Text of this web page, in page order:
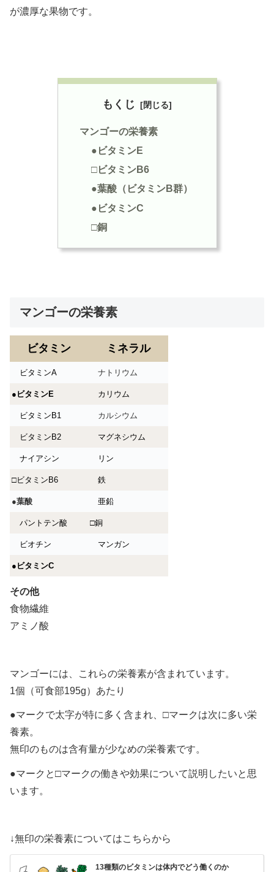
が濃厚な果物です。
もくじ
マンゴーの栄養素
●ビタミンE
□ビタミンB6
●葉酸（ビタミンB群）
●ビタミンC
□銅
マンゴーの栄養素
ビタミン ミネラル
ビタミンA ナトリウム
● ビタミンE カリウム
ビタミンB1 カルシウム
ビタミンB2 マグネシウム
ナイアシン リン
□ビタミンB6 鉄
●葉酸 亜鉛
パントテン酸 □銅
ビオチン マンガン
● ビタミンC
その他
食物繊維
アミノ酸
マンゴーには、これらの栄養素が含まれています。
1個（可食部195g）あたり
●マークで太字が特に多く含まれ、□マークは次に多い栄
養素。
無印のものは含有量が少なめの栄養素です。
●マークと□マークの働きや効果について説明したいと思
います。
↓無印の栄養素についてはこちらから
13種類のビタミンは体内でどう働くのか